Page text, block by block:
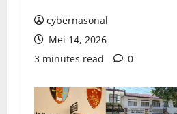
cybernasonal
Mei 14, 2026
3 minutes read
0